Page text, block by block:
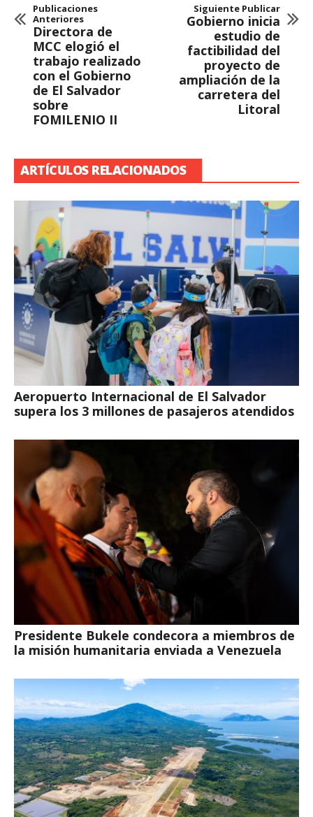
Publicaciones
Anteriores
Directora de
MCC elogió el
trabajo realizado
con el Gobierno
de El Salvador
sobre
FOMILENIO II
Siguiente Publicar
Gobierno inicia
estudio de
factibilidad del
proyecto de
ampliación de la
carretera del
Litoral
ARTÍCULOS RELACIONADOS
Aeropuerto Internacional de El Salvador
supera los 3 millones de pasajeros atendidos
Presidente Bukele condecora a miembros de
la misión humanitaria enviada a Venezuela